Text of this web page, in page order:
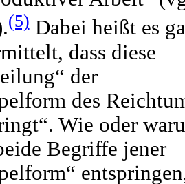
(5)Dabei heißt es
dass diese
der
des
Wie oder
Begriffe jener